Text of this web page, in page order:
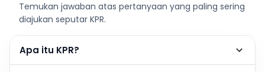
Temukan jawaban atas pertanyaan yang paling sering
diajukan seputar KPR.
Apa itu KPR?